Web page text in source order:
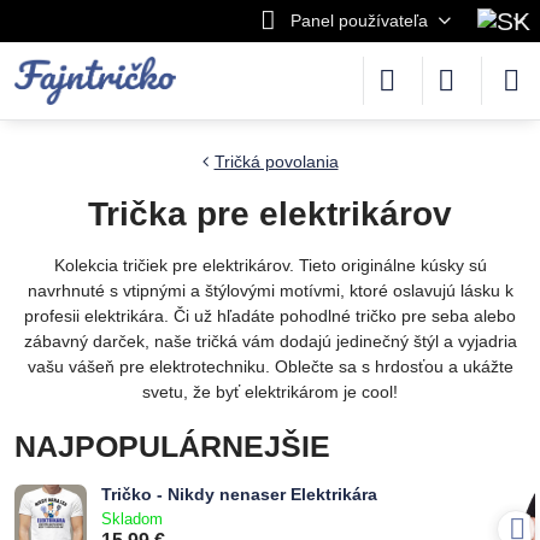
Panel používateľa
Tričká povolania
Trička pre elektrikárov
Kolekcia tričiek pre elektrikárov. Tieto originálne kúsky sú
navrhnuté s vtipnými a štýlovými motívmi, ktoré oslavujú lásku k
profesii elektrikára. Či už hľadáte pohodlné tričko pre seba alebo
zábavný darček, naše tričká vám dodajú jedinečný štýl a vyjadria
vašu vášeň pre elektrotechniku. Oblečte sa s hrdosťou a ukážte
svetu, že byť elektrikárom je cool!
NAJPOPULÁRNEJŠIE
Tričko - Nikdy nenaser Elektrikára
Skladom